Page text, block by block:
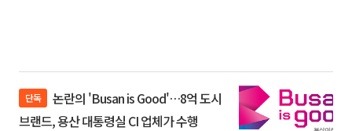
단독
브랜드, 용산 대통령실 CI 업체가 수행